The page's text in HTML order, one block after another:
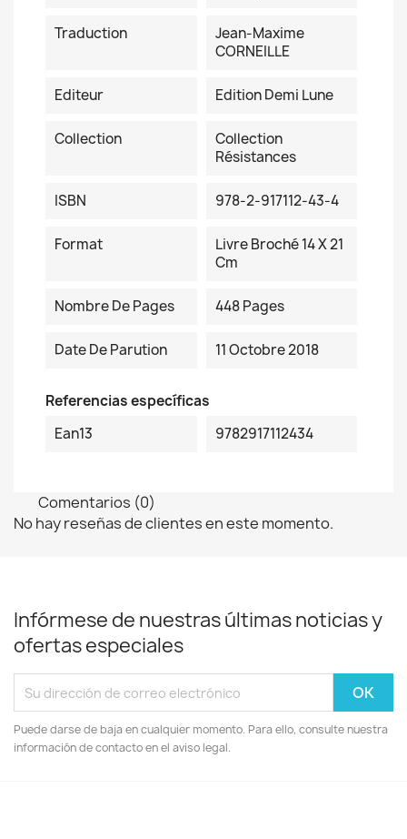
Traduction
Jean-Maxime
CORNEILLE
Editeur Edition Demi Lune
Collection
Collection
Résistances
ISBN 978-2-917112-43-4
Format
Livre Broché 14 X 21
Cm
Nombre De Pages 448 Pages
Date De Parution 11 Octobre 2018
Referencias específicas
Ean13
9782917112434
Comentarios (0)
No hay reseñas de clientes en este momento.
Infórmese de nuestras últimas noticias y
ofertas especiales
Puede darse de baja en cualquier momento. Para ello, consulte nuestra
información de contacto en el aviso legal.